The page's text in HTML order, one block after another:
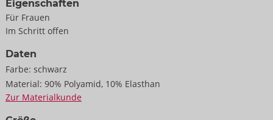
90% Polyamid, 10% Elasthan.
Eigenschaften
Für Frauen
Im Schritt offen
Daten
Farbe: schwarz
Material: 90% Polyamid, 10% Elasthan
Zur Materialkunde